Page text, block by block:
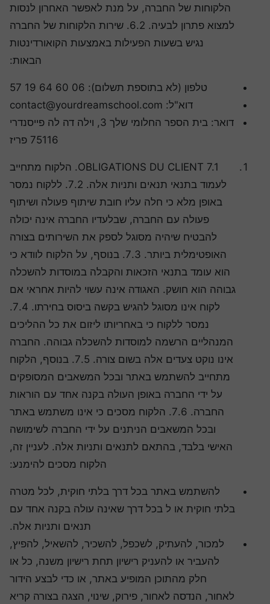
הלקוחות של החברה, על מנת לאפשר האחרון לנסות
למצוא פתרון לבעיה. 6.2. שירות הלקוחות של החברה
נגיש בשעות הפעילות באמצעות הקואורדינטות
הבאות:
טלפון (לא בתוספת תשלום): 06 60 64 19 57
דוא"ל: contact@yourdreamschool.com
דואר: בית הספר החלומי שלך 3, וילה דה לה פייסנדרי
75116 פריז
OBLIGATIONS DU CLIENT 7.1. הלקוח מתחייב
לעמוד בתנאי תנאים ותניות אלה. 7.2. ללקוח נמסר
באופן מלא כי חלה עליו חובת שיתוף פעולה ושיתוף
פעולה עם החברה, שבלעדיו החברה אינה יכולה
להבטיח שיהיה מסוגל לספק את השירותים בצורה
האופטימלית ביותר. 7.3. בנוסף, על הלקוח לוודא כי
הוא עומד בתנאי הזכאות והקבלה במוסדות להשכלה
גבוהה הוא חושק. האגודה אינה עשוי להיות אחראי אם
לקוח אינו מסוגל להגיש בקשה ביסוס בחירתו. 7.4.
נמסר ללקוח כי באחריותו ליזום את כל ההליכים
המנהליים הרשמה למוסדות להשכלה גבוהה. החברה
אינו נוקט צעדים אלה בשום צורה. 7.5. בנוסף, הלקוח
מתחייב להשתמש באתר ובכל המשאבים המסופקים
על ידי החברה באופן העולה בקנה אחד עם הוראות
החברה. 7.6. הלקוח מסכים כי אינו משתמש באתר
ובכל המשאבים הניתנים על ידי החברה לשימושה
האישי בלבד, בהתאם לתנאים ותניות אלה. לעניין זה,
הלקוח מסכים להימנע:
להשתמש באתר בכל דרך בלתי חוקית, לכל מטרה
בלתי חוקית או ל בכל דרך שאינה עולה בקנה אחד עם
תנאים ותניות אלה.
למכור, להעתיק, לשכפל, להשכיר, להשאיל, להפיץ,
להעביר או להעניק רישיון תחת רישיון משנה, כל או
חלק מהתוכן המופיע באתר, או כדי לבצע הידור
לאחור, הנדסה לאחור, פירוק, שינוי, הצגה בצורה קריא